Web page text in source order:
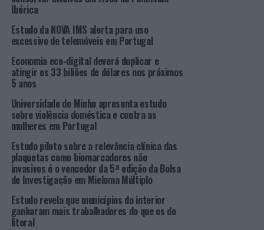
apresentados por um grupo de pacientes submetidos ao
tratamentostandard(SOC) do COVID-19 em conjugação
com o Nasafytol®, face a outro grupo que foi tratado
apenas com o SOC. O ensaio clínico incluiu apenas
pacientes em regime ambulatório e diagnosticados com
COVID-19 em fase inicial, com sintomas leves a
moderados, confirmados por testes RT-PCR. Recorde-se
que o tratamentostandardinclui paracetamol e/ou um
antibiótico (azitromicina). Os pacientes incluídos no
grupo do Nasafytol® tomaram duas cápsulas deste
complemento alimentar, duas vezes por dia, durante 14
dias. Os pacientes de ambos os grupos receberam o
mesmo SOC.
O ensaio clínico aleatório envolveu 50 pacientes, 25 por
cada grupo de tratamento. Os pacientes a quem foi
Ibérica
Estudo da NOVA IMS alerta para uso
excessivo de telemóveis em Portugal
Economia eco-digital deverá duplicar e
atingir os 33 biliões de dólares nos próximos
5 anos
Universidade do Minho apresenta estudo
sobre violência doméstica e contra as
mulheres em Portugal
Estudo piloto sobre a relevância clínica das
plaquetas como biomarcadores não
invasivos é o vencedor da 5ª edição da Bolsa
de Investigação em Mieloma Múltiplo
Estudo revela que municípios do interior
ganharam mais trabalhadores do que os do
litoral